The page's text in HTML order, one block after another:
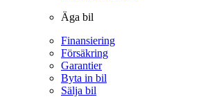
Äga bil
Finansiering
Försäkring
Garantier
Byta in bil
Sälja bil